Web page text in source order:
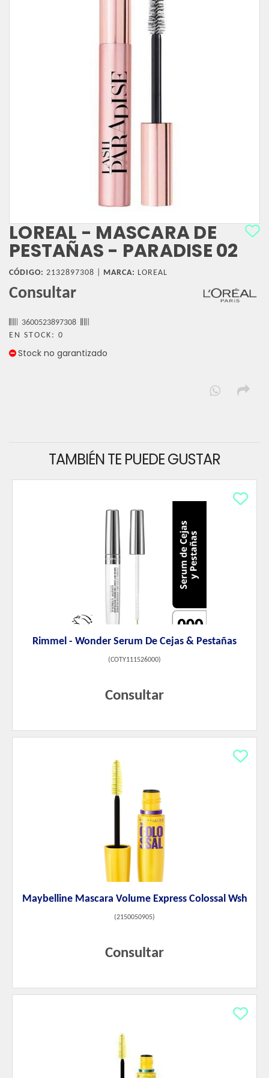
LOREAL - MASCARA DE
PESTAÑAS - PARADISE 02
CÓDIGO: 2132897308 | MARCA: LOREAL
Consultar
3600523897308
EN STOCK: 0
Stock no garantizado
TAMBIÉN TE PUEDE GUSTAR
Rimmel - Wonder Serum De Cejas & Pestañas
(COTY111526000)
Consultar
Maybelline Mascara Volume Express Colossal Wsh
(2150050905)
Consultar